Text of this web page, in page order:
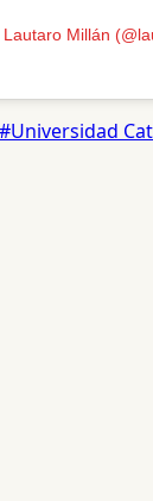
Millán
#Universidad